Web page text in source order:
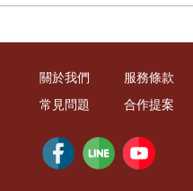
、搖頭，屬下只要察言觀色，自
應，但往往經歷這段黑暗時光，他
體驗，明眼人可能變成非自主者，
關於我們 服務條款
常見問題
合作提案